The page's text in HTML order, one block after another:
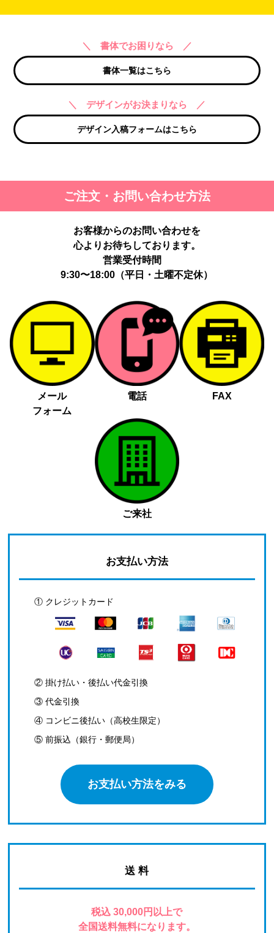
＼ 書体でお困りなら ／
書体一覧はこちら
＼ デザインがお決まりなら ／
デザイン入稿フォームはこちら
ご注文・お問い合わせ方法
お客様からのお問い合わせを
心よりお待ちしております。
営業受付時間
9:30〜18:00（平日・土曜不定休）
メール
フォーム
電話 FAX
ご来社
お支払い方法
① クレジットカード
② 掛け払い・後払い代金引換
③ 代金引換
④ コンビニ後払い（高校生限定）
⑤ 前振込（銀行・郵便局）
お支払い方法をみる
送 料
税込 30,000円以上で
全国送料無料になります。